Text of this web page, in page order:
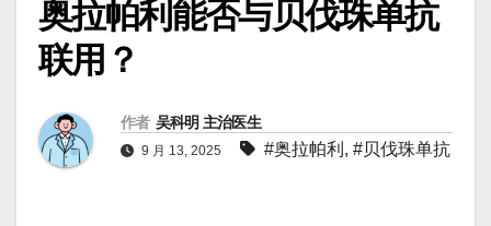
奥拉帕利能否与贝伐珠单抗
联用？
作者 吴科明 主治医生
9 月 13, 2025 #奥拉帕利 , #贝伐珠单抗